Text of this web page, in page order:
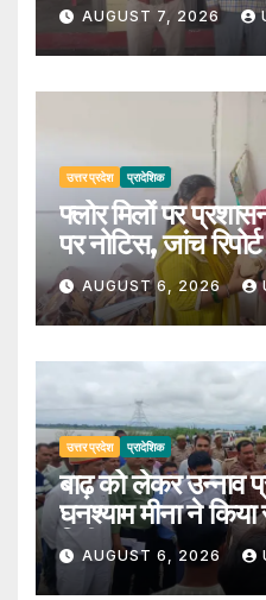
AUGUST 7, 2026
उत्तर प्रदेश प्रादेशिक
फ्लोर मिलों पर
पर नोटिस, जांच
AUGUST 6, 2026
उत्तर प्रदेश प्रादेशिक
बाढ़ को लेकर उन्नाव
घनश्याम मीना ने
निरीक्षण
AUGUST 6, 2026